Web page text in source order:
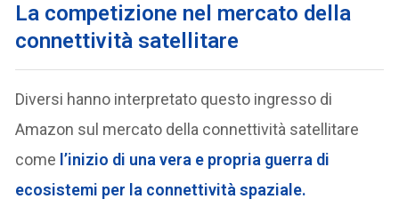
La competizione nel mercato della
connettività satellitare
Diversi hanno interpretato questo ingresso di
Amazon sul mercato della connettività satellitare
come l’inizio di una vera e propria guerra di
ecosistemi per la connettività spaziale.